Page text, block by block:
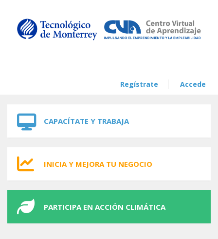
Regístrate Accede
CAPACÍTATE Y TRABAJA
INICIA Y MEJORA TU NEGOCIO
PARTICIPA EN ACCIÓN CLIMÁTICA